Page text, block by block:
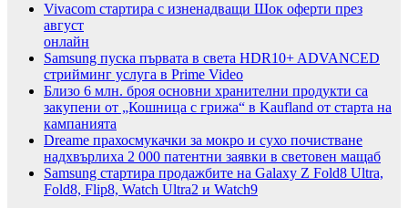
Vivacom стартира с изненадващи Шок оферти през
август
онлайн
Samsung пуска първата в света HDR10+ ADVANCED
стрийминг услуга в Prime Video
Близо 6 млн. броя основни хранителни продукти са
закупени от „Кошница с грижа“ в Kaufland от старта на
кампанията
Dreame прахосмукачки за мокро и сухо почистване
надхвърлиха 2 000 патентни заявки в световен мащаб
Samsung стартира продажбите на Galaxy Z Fold8 Ultra,
Fold8, Flip8, Watch Ultra2 и Watch9